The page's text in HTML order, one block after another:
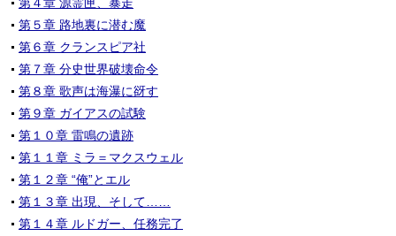
第５章 路地裏に潜む魔
第６章 クランスピア社
第７章 分史世界破壊命令
第８章 歌声は海瀑に谺す
第９章 ガイアスの試験
第１０章 雷鳴の遺跡
第１１章 ミラ＝マクスウェル
第１２章 “俺”とエル
第１３章 出現、そして……
第１４章 ルドガー、任務完了